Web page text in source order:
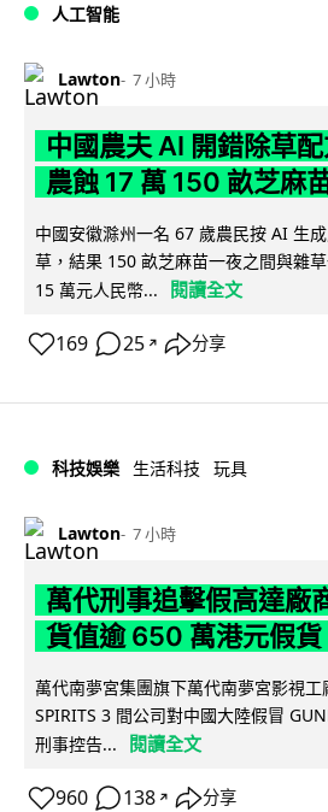
人工智能
Lawton 7 小時
中國農夫 AI 開錯除草
農蝕 17 萬 150 畝芝麻
中國安徽滁州一名 67 歲農民按 AI 生
草，結果 150 畝芝麻苗一夜之間與雜
15 萬元人民幣...
閱讀全文
169 25 ↗ 分享
科技娛樂 生活科技 玩具
Lawton 7 小時
萬代刑事追擊假高達廠
貨值逾 650 萬港元假貨
萬代南夢宮集團旗下萬代南夢宮影視
SPIRITS 3 間公司對中國大陸假冒
刑事控告...
閱讀全文
960 138 ↗ 分享